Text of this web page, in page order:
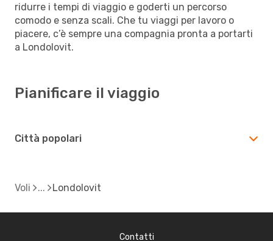
ridurre i tempi di viaggio e goderti un percorso
comodo e senza scali. Che tu viaggi per lavoro o
piacere, c’è sempre una compagnia pronta a portarti
a Londolovit.
Pianificare il viaggio
Città popolari
Voli Londolovit
Contatti